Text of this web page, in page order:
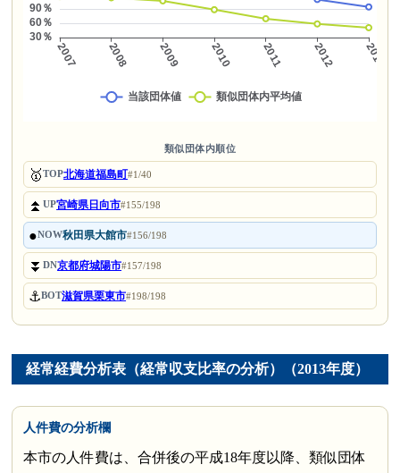
類似団体内順位
🥇TOP北海道福島町#1/40
⏫UP宮崎県日向市#155/198
●NOW秋田県大館市#156/198
⏬DN京都府城陽市#157/198
⚓BOT滋賀県栗東市#198/198
経常経費分析表（経常収支比率の分析）（2013年度）
人件費の分析欄
本市の人件費は、合併後の平成18年度以降、類似団体